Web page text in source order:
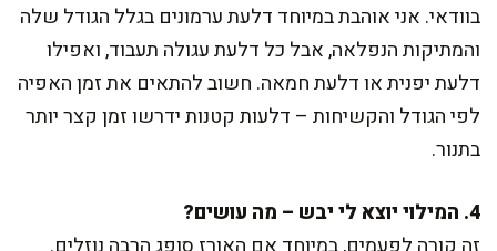
בוודאי. אני אוהבת במיוחד דלעת ערמונים בגלל הגודל שלה
והמתיקות הנפלאה, אבל כל דלעת עגולה תעבוד, ואפילו
דלעת יפנית או דלעת חמאה. חשוב להתאים את זמן האפיה
לפי הגודל והקשיחות – דלעות קטנות ידרשו זמן קצר יותר
בתנור.
4. המילוי יוצא לי יבש – מה עושים?